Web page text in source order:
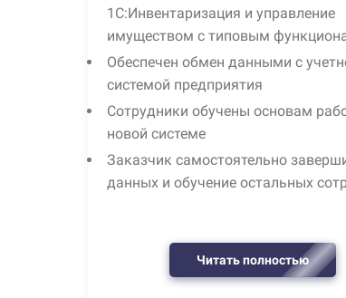
1С:Инвентаризация и управление
имуществом с типовым
Обеспечен обмен данными с
системой предприятия
Сотрудники обучены основам
новой системе
Заказчик самостоятельно
данных и обучение остальных
Читать полностью